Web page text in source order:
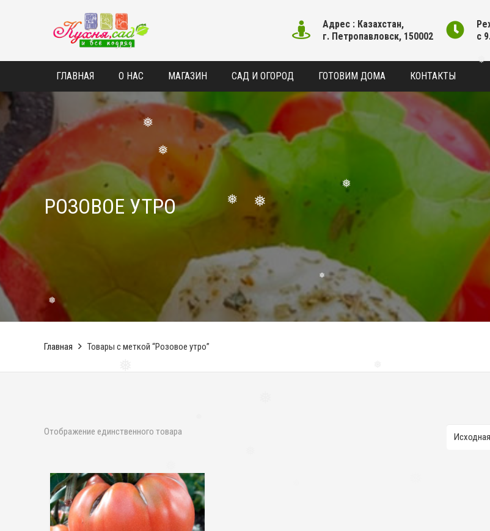
❅
❅
❅
Адрес : Казахстан,
г. Петропавловск, 150002
с
ГЛАВНАЯ О НАС МАГАЗИН САД И ОГОРОД ГОТОВИМ ДОМА КОНТАКТЫ
РОЗОВОЕ УТРО
Главная Товары с меткой “Розовое утро”
Отображение единственного товара